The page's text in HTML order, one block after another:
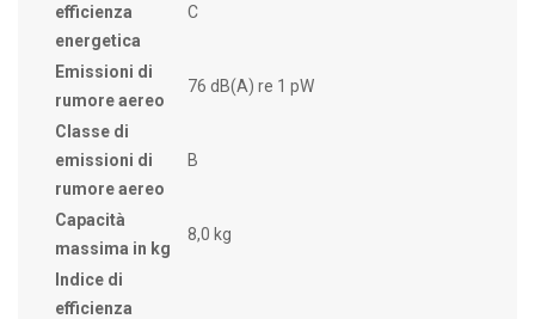
efficienza
energetica
C
Emissioni di
rumore aereo
76 dB(A) re 1 pW
Classe di
emissioni di
rumore aereo
B
Capacità
massima in kg
8,0 kg
Indice di
efficienza